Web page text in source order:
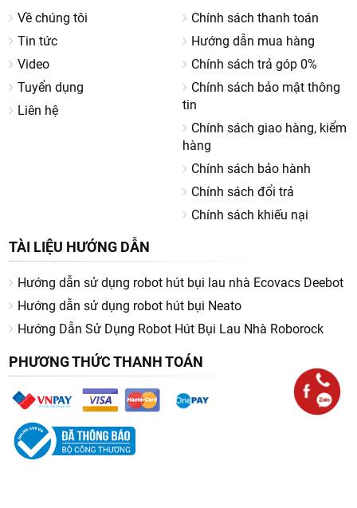
Về chúng tôi
Tin tức
Video
Tuyển dụng
Liên hệ
Chính sách thanh toán
Hướng dẫn mua hàng
Chính sách trả góp 0%
Chính sách bảo mật thông
tin
Chính sách giao hàng, kiểm
hàng
Chính sách bảo hành
Chính sách đổi trả
Chính sách khiếu nại
TÀI LIỆU HƯỚNG DẪN
Hướng dẫn sử dụng robot hút bụi lau nhà Ecovacs Deebot
Hướng dẫn sử dụng robot hút bụi Neato
Hướng Dẫn Sử Dụng Robot Hút Bụi Lau Nhà Roborock
PHƯƠNG THỨC THANH TOÁN